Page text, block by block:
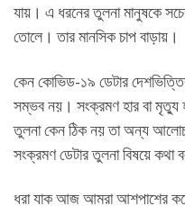
যায়। এ ধরনের তুলনা মানুষকে
তোলে। তার মানসিক চাপ বাড়ায়।
কেন কোভিড-১৯ ডেটার
সম্ভব নয়। সংক্রমণ হার বা মৃত্যু
তুলনা কেন ঠিক নয় তা অন্য
সংক্রমণ ডেটার তুলনা বিষয়ে কথা
ধরা যাক আজ আমরা আশপাশের